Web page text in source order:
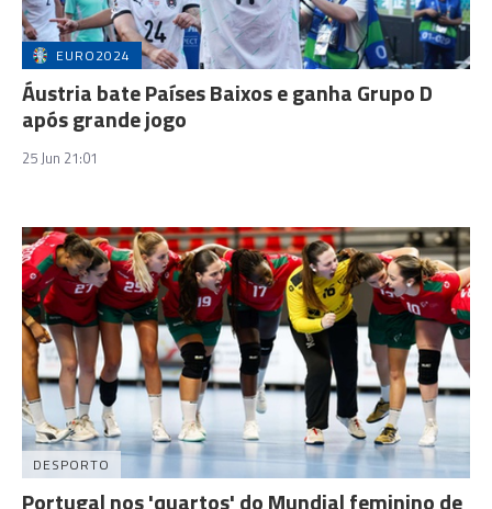
EURO2024
Áustria bate Países Baixos e ganha Grupo D
após grande jogo
25 Jun 21:01
DESPORTO
Portugal nos 'quartos' do Mundial feminino de